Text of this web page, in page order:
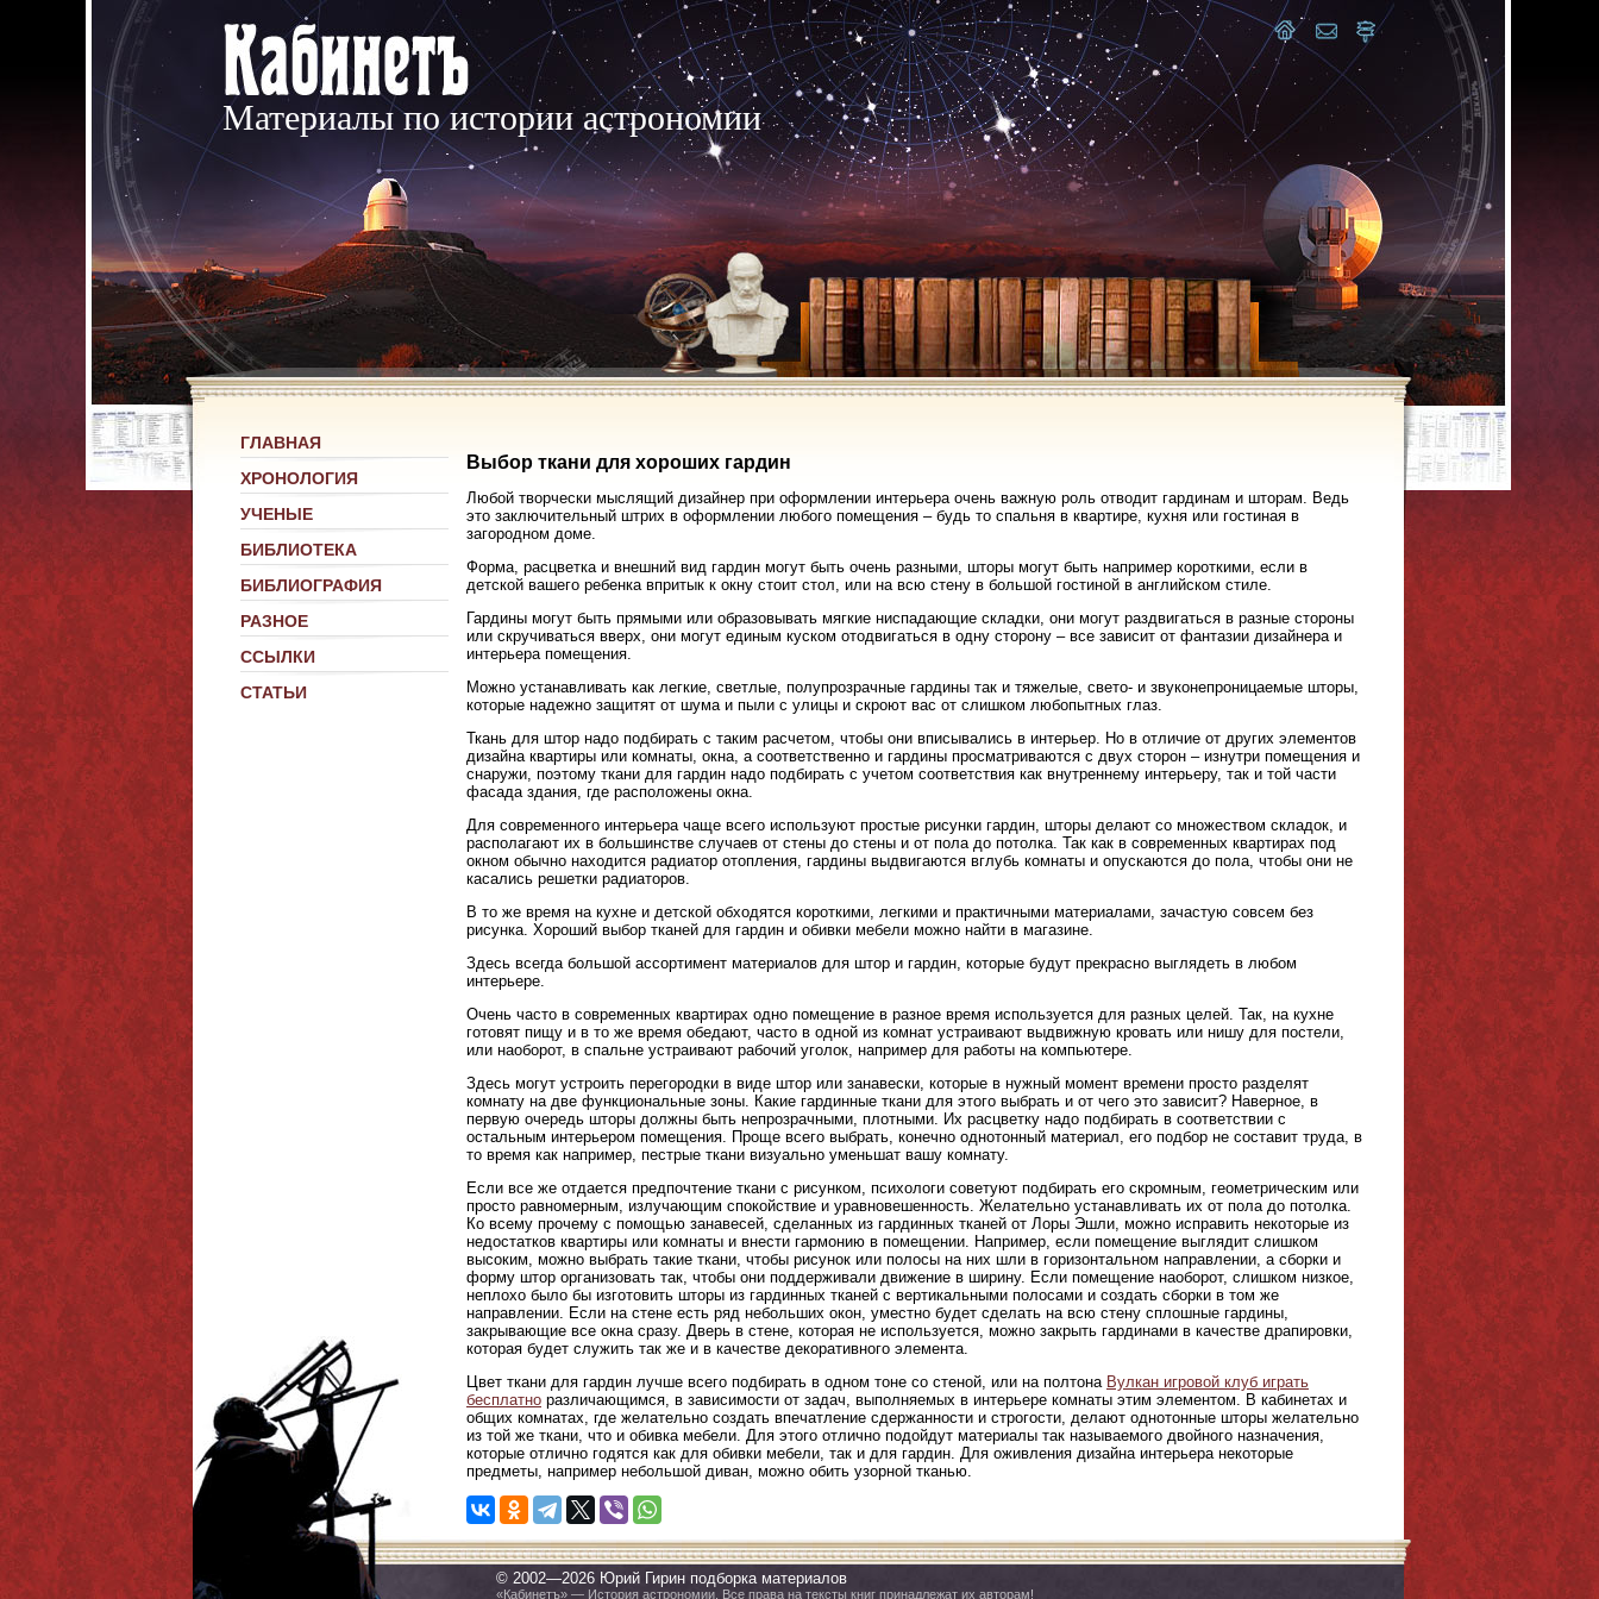
Материалы по истории астрономии
ГЛАВНАЯ
ХРОНОЛОГИЯ
УЧЕНЫЕ
БИБЛИОТЕКА
БИБЛИОГРАФИЯ
РАЗНОЕ
ССЫЛКИ
СТАТЬИ
Выбор ткани для хороших гардин
Любой творчески мыслящий дизайнер при оформлении интерьера очень важную роль отводит гардинам и шторам. Ведь
это заключительный штрих в оформлении любого помещения – будь то спальня в квартире, кухня или гостиная в
загородном доме.
Форма, расцветка и внешний вид гардин могут быть очень разными, шторы могут быть например короткими, если в
детской вашего ребенка впритык к окну стоит стол, или на всю стену в большой гостиной в английском стиле.
Гардины могут быть прямыми или образовывать мягкие ниспадающие складки, они могут раздвигаться в разные стороны
или скручиваться вверх, они могут единым куском отодвигаться в одну сторону – все зависит от фантазии дизайнера и
интерьера помещения.
Можно устанавливать как легкие, светлые, полупрозрачные гардины так и тяжелые, свето- и звуконепроницаемые шторы,
которые надежно защитят от шума и пыли с улицы и скроют вас от слишком любопытных глаз.
Ткань для штор надо подбирать с таким расчетом, чтобы они вписывались в интерьер. Но в отличие от других элементов
дизайна квартиры или комнаты, окна, а соответственно и гардины просматриваются с двух сторон – изнутри помещения и
снаружи, поэтому ткани для гардин надо подбирать с учетом соответствия как внутреннему интерьеру, так и той части
фасада здания, где расположены окна.
Для современного интерьера чаще всего используют простые рисунки гардин, шторы делают со множеством складок, и
располагают их в большинстве случаев от стены до стены и от пола до потолка. Так как в современных квартирах под
окном обычно находится радиатор отопления, гардины выдвигаются вглубь комнаты и опускаются до пола, чтобы они не
касались решетки радиаторов.
В то же время на кухне и детской обходятся короткими, легкими и практичными материалами, зачастую совсем без
рисунка. Хороший выбор тканей для гардин и обивки мебели можно найти в магазине.
Здесь всегда большой ассортимент материалов для штор и гардин, которые будут прекрасно выглядеть в любом
интерьере.
Очень часто в современных квартирах одно помещение в разное время используется для разных целей. Так, на кухне
готовят пищу и в то же время обедают, часто в одной из комнат устраивают выдвижную кровать или нишу для постели,
или наоборот, в спальне устраивают рабочий уголок, например для работы на компьютере.
Здесь могут устроить перегородки в виде штор или занавески, которые в нужный момент времени просто разделят
комнату на две функциональные зоны. Какие гардинные ткани для этого выбрать и от чего это зависит? Наверное, в
первую очередь шторы должны быть непрозрачными, плотными. Их расцветку надо подбирать в соответствии с
остальным интерьером помещения. Проще всего выбрать, конечно однотонный материал, его подбор не составит труда, в
то время как например, пестрые ткани визуально уменьшат вашу комнату.
Если все же отдается предпочтение ткани с рисунком, психологи советуют подбирать его скромным, геометрическим или
просто равномерным, излучающим спокойствие и уравновешенность. Желательно устанавливать их от пола до потолка.
Ко всему прочему с помощью занавесей, сделанных из гардинных тканей от Лоры Эшли, можно исправить некоторые из
недостатков квартиры или комнаты и внести гармонию в помещении. Например, если помещение выглядит слишком
высоким, можно выбрать такие ткани, чтобы рисунок или полосы на них шли в горизонтальном направлении, а сборки и
форму штор организовать так, чтобы они поддерживали движение в ширину. Если помещение наоборот, слишком низкое,
неплохо было бы изготовить шторы из гардинных тканей с вертикальными полосами и создать сборки в том же
направлении. Если на стене есть ряд небольших окон, уместно будет сделать на всю стену сплошные гардины,
закрывающие все окна сразу. Дверь в стене, которая не используется, можно закрыть гардинами в качестве драпировки,
которая будет служить так же и в качестве декоративного элемента.
Цвет ткани для гардин лучше всего подбирать в одном тоне со стеной, или на полтона Вулкан игровой клуб играть
бесплатно различающимся, в зависимости от задач, выполняемых в интерьере комнаты этим элементом. В кабинетах и
общих комнатах, где желательно создать впечатление сдержанности и строгости, делают однотонные шторы желательно
из той же ткани, что и обивка мебели. Для этого отлично подойдут материалы так называемого двойного назначения,
которые отлично годятся как для обивки мебели, так и для гардин. Для оживления дизайна интерьера некоторые
предметы, например небольшой диван, можно обить узорной тканью.
© 2002—2026 Юрий Гирин подборка материалов
«Кабинетъ» — История астрономии. Все права на тексты книг принадлежат их авторам!